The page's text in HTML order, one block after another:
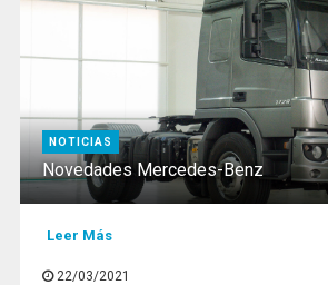
NOTICIAS
Novedades Mercedes-Benz
Leer Más
22/03/2021